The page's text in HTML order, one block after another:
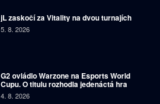
jL zaskočí za Vitality na dvou turnajích
5. 8. 2026
G2 ovládlo Warzone na Esports World
Cupu. O titulu rozhodla jedenáctá hra
4. 8. 2026